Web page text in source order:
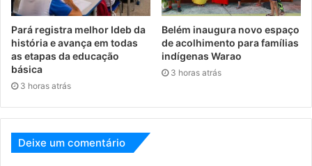
Pará registra melhor Ideb da
história e avança em todas
as etapas da educação
básica
3 horas atrás
Belém inaugura novo espaço
de acolhimento para famílias
indígenas Warao
3 horas atrás
Deixe um comentário